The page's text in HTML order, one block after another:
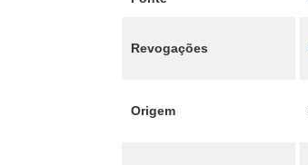
Revogações
Origem